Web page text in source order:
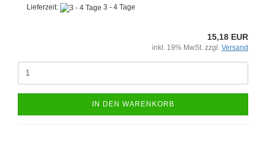
Lieferzeit: 3 - 4 Tage
15,18 EUR
inkl. 19% MwSt. zzgl. Versand
IN DEN WARENKORB